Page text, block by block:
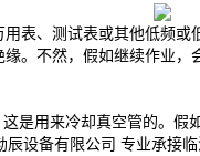
表、测试表或其他低频
。不然，假如继续作业
用来冷却真空管的。假
设备有限公司 专业承接